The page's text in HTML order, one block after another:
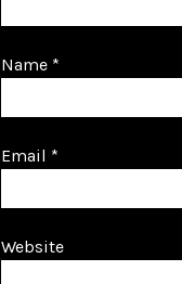
Name *
Email *
Website